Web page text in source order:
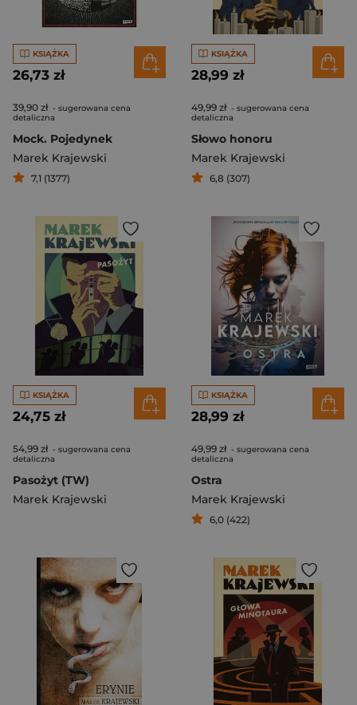
KSIĄŻKA
26,73 zł
39,90 zł - sugerowana cena
detaliczna
Mock. Pojedynek
Marek Krajewski
7,1 (1377)
KSIĄŻKA
28,99 zł
49,99 zł - sugerowana cena
detaliczna
Słowo honoru
Marek Krajewski
6,8 (307)
KSIĄŻKA
24,75 zł
54,99 zł - sugerowana cena
detaliczna
Pasożyt (TW)
Marek Krajewski
KSIĄŻKA
28,99 zł
49,99 zł - sugerowana cena
detaliczna
Ostra
Marek Krajewski
6,0 (422)